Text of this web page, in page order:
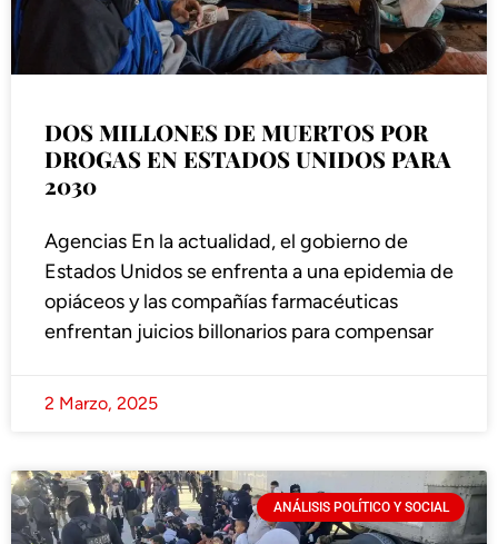
DOS MILLONES DE MUERTOS POR
DROGAS EN ESTADOS UNIDOS PARA
2030
Agencias En la actualidad, el gobierno de
Estados Unidos se enfrenta a una epidemia de
opiáceos y las compañías farmacéuticas
enfrentan juicios billonarios para compensar
2 Marzo, 2025
ANÁLISIS POLÍTICO Y SOCIAL